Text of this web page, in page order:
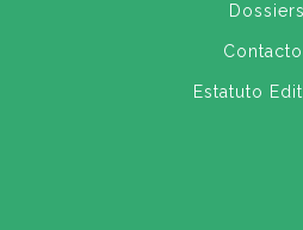
Dossiers
Estatuto